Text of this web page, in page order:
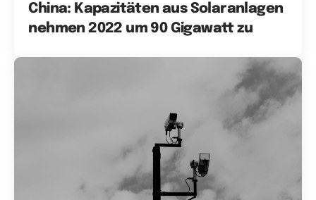
China: Kapazitäten aus Solaranlagen
nehmen 2022 um 90 Gigawatt zu